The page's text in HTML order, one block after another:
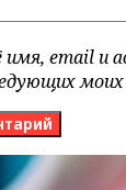
email и